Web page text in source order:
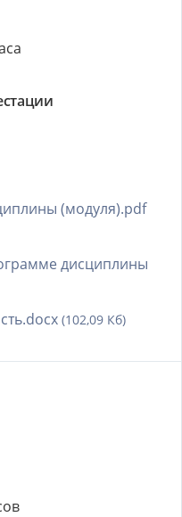
(модуля).pdf
дисциплины
(102,09 Кб)